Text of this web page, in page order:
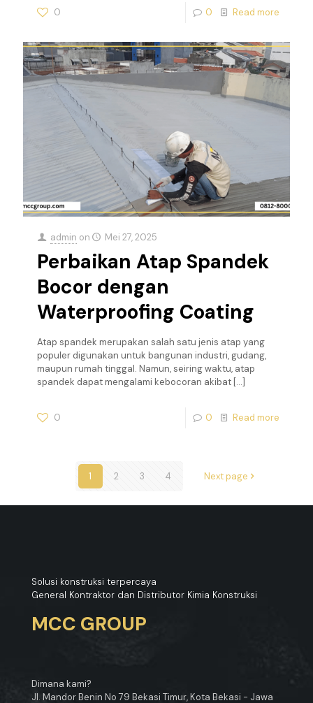
0 0 Read more
admin on Mei 27, 2025
Perbaikan Atap Spandek
Bocor dengan
Waterproofing Coating
Atap spandek merupakan salah satu jenis atap yang
populer digunakan untuk bangunan industri, gudang,
maupun rumah tinggal. Namun, seiring waktu, atap
spandek dapat mengalami kebocoran akibat […]
0 0 Read more
1 2 3 4 Next page
Solusi konstruksi terpercaya
General Kontraktor dan Distributor Kimia Konstruksi
MCC GROUP
Dimana kami?
Jl. Mandor Benin No 79 Bekasi Timur, Kota Bekasi - Jawa